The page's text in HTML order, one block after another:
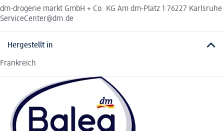
dm-drogerie markt GmbH + Co. KG Am dm-Platz 1 76227 Karlsruhe
ServiceCenter@dm.de
Hergestellt in
Frankreich